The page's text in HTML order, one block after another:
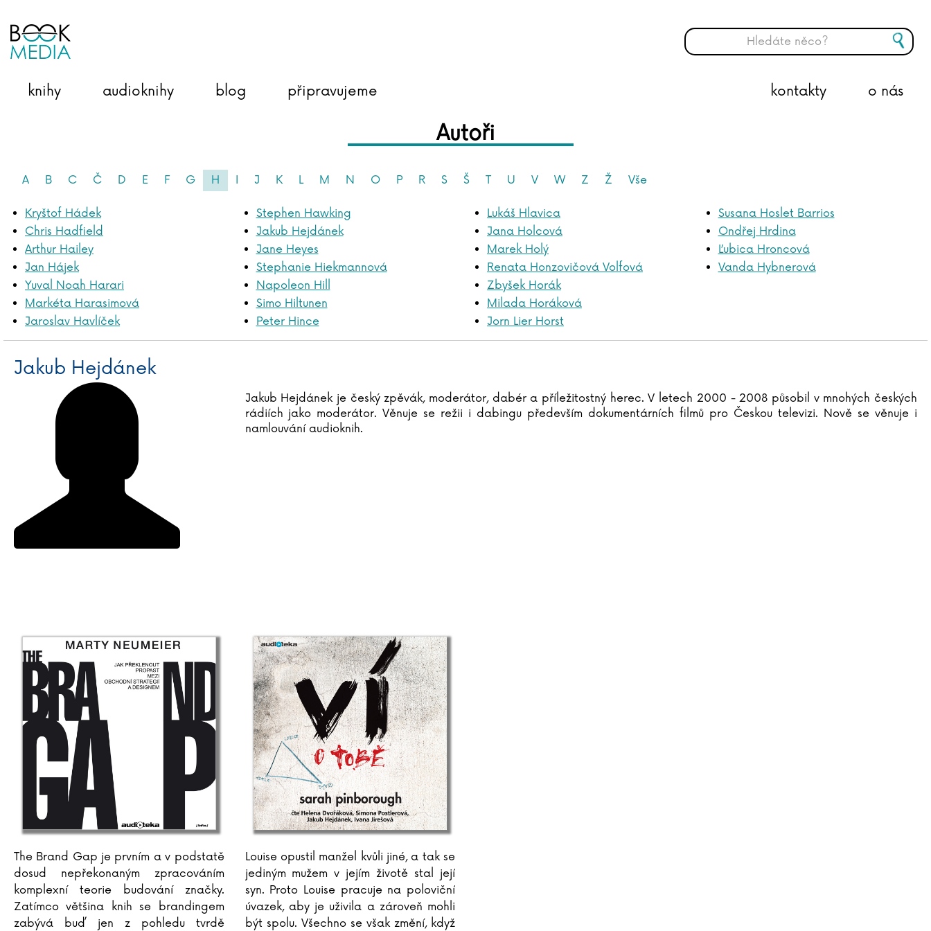
knihy audioknihy blog připravujeme o nás
kontakty
Autoři
A B C Č D E F G H I J K L M N O P R S Š T U V W Z Ž Vše
Kryštof Hádek
Chris Hadfield
Arthur Hailey
Jan Hájek
Yuval Noah Harari
Markéta Harasimová
Jaroslav Havlíček
Stephen Hawking
Jakub Hejdánek
Jane Heyes
Stephanie Hiekmannová
Napoleon Hill
Simo Hiltunen
Peter Hince
Lukáš Hlavica
Jana Holcová
Marek Holý
Renata Honzovičová Volfová
Zbyšek Horák
Milada Horáková
Jorn Lier Horst
Susana Hoslet Barrios
Ondřej Hrdina
Ľubica Hroncová
Vanda Hybnerová
Jakub Hejdánek
Jakub Hejdánek je český zpěvák, moderátor, dabér a příležitostný herec. V letech 2000 - 2008 působil v mnohých českých
rádiích jako moderátor. Věnuje se režii i dabingu především dokumentárních filmů pro Českou televizi. Nově se věnuje i
namlouvání audioknih.
The Brand Gap je prvním a v podstatě
dosud nepřekonaným zpracováním
komplexní teorie budování značky.
Zatímco většina knih se brandingem
zabývá buď jen z pohledu tvrdě
Louise opustil manžel kvůli jiné, a tak se
jediným mužem v jejím životě stal její
syn. Proto Louise pracuje na poloviční
úvazek, aby je uživila a zároveň mohli
být spolu. Všechno se však změní, když